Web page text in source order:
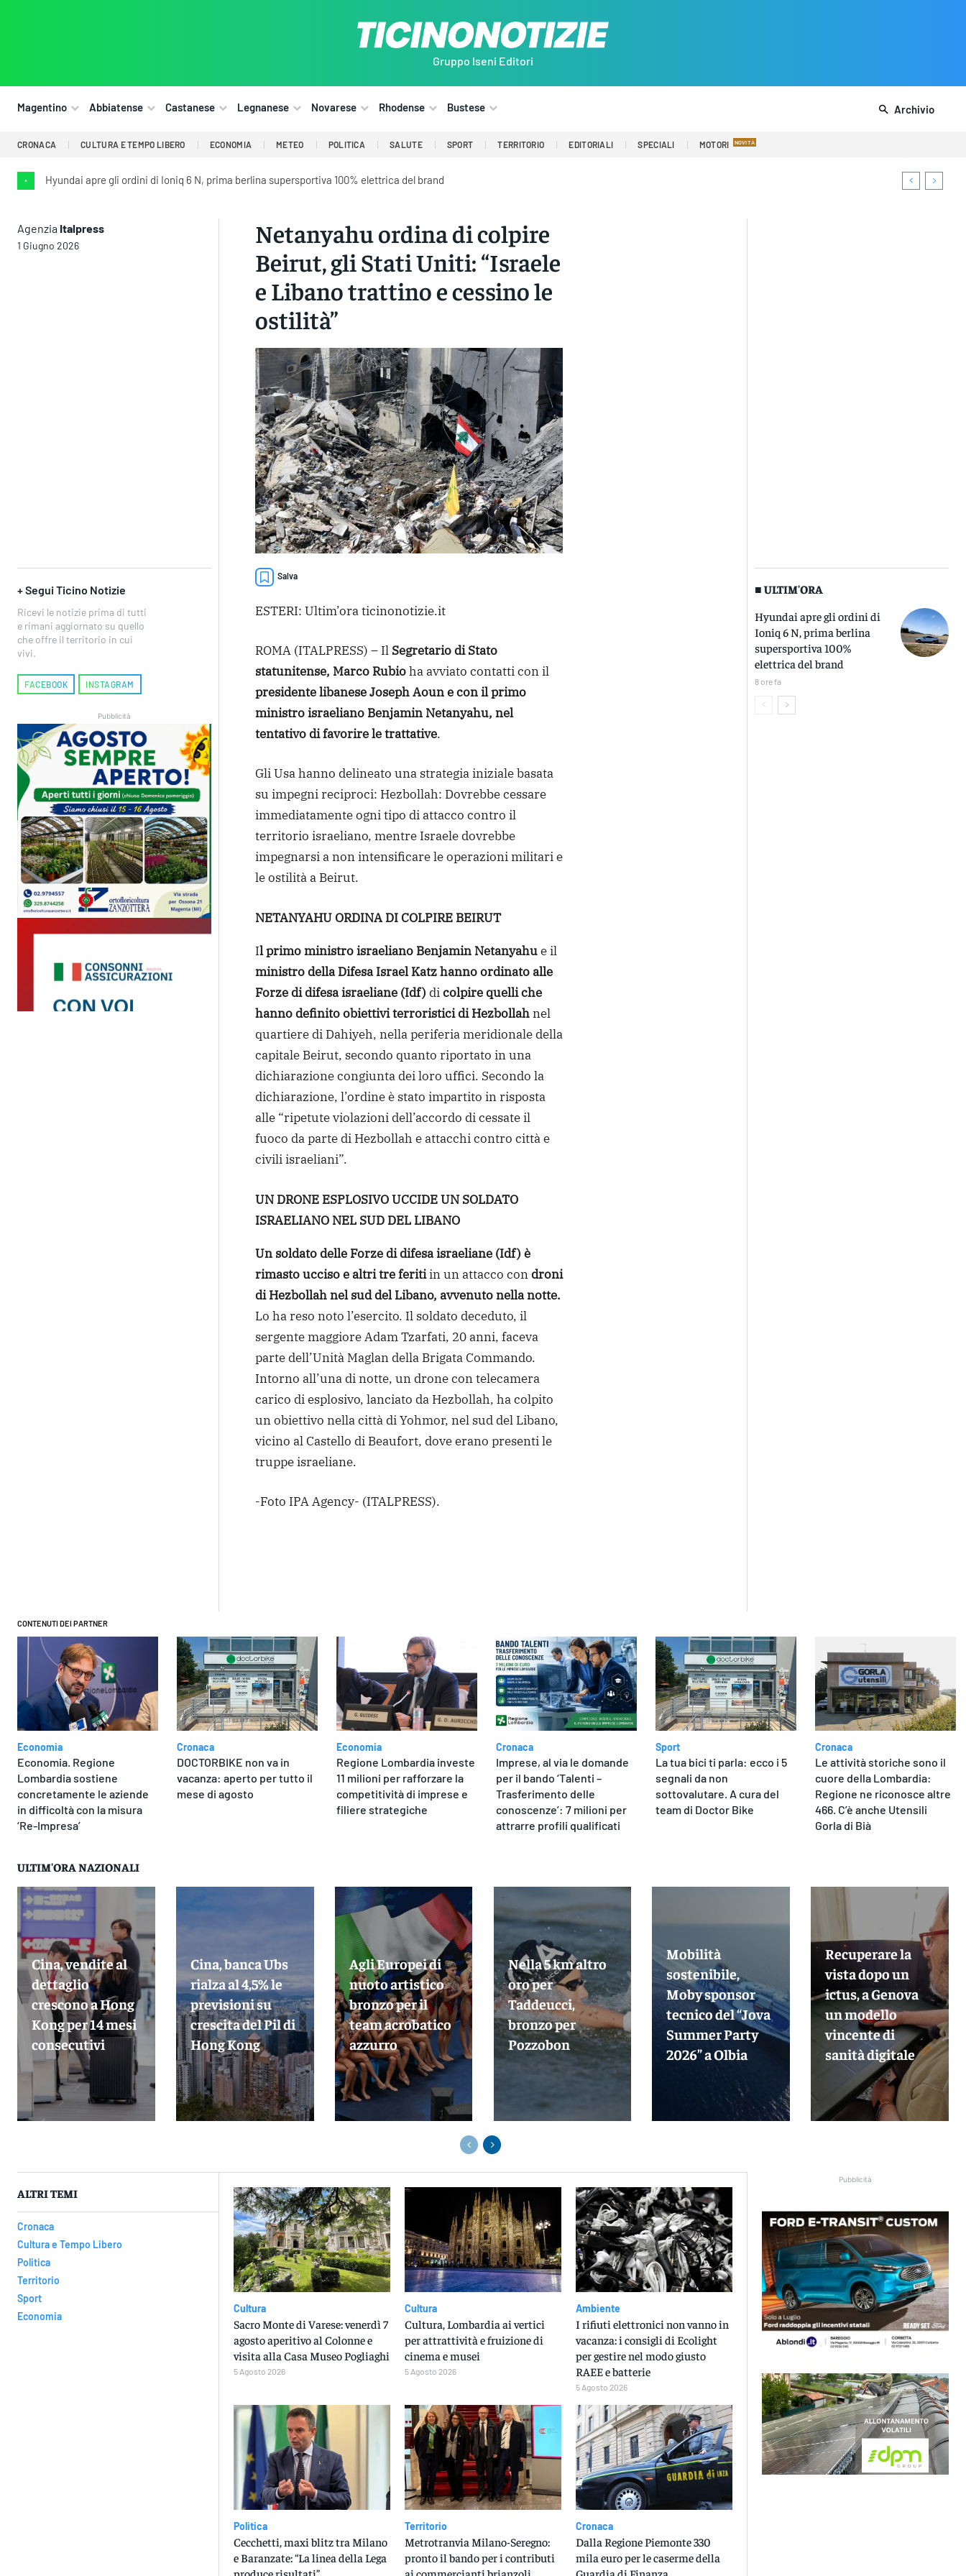
Gruppo Iseni Editori
Magentino Abbiatense Castanese Legnanese Novarese Rhodense Bustese Archivio
CRONACA CULTURA E TEMPO LIBERO ECONOMIA METEO POLITICA SALUTE SPORT TERRITORIO EDITORIALI SPECIALI MOTORI
• Hyundai apre gli ordini di Ioniq 6 N, prima berlina supersportiva 100% elettrica del brand
Agenzia Italpress
1 Giugno 2026
Netanyahu ordina di colpire
Beirut, gli Stati Uniti: “Israele
e Libano trattino e cessino le
ostilità”
+ Segui Ticino Notizie
Ricevi le notizie prima di tutti
e rimani aggiornato su quello
che offre il territorio in cui
vivi.
FACEBOOK INSTAGRAM
Pubblicità
Salva
ESTERI: Ultim’ora ticinonotizie.it
ROMA (ITALPRESS) – Il Segretario di Stato
statunitense, Marco Rubioha avviato contatti con il
presidente libanese Joseph Aoun e con il primo
ministro israeliano Benjamin Netanyahu, nel
tentativo di favorire le trattative.
Gli Usa hanno delineato una strategia iniziale basata
su impegni reciproci: Hezbollah: Dovrebbe cessare
immediatamente ogni tipo di attacco contro il
territorio israeliano, mentre Israele dovrebbe
impegnarsi a non intensificare le operazioni militari e
le ostilità a Beirut.
NETANYAHU ORDINA DI COLPIRE BEIRUT
Il primo ministro israeliano Benjamin Netanyahue il
ministro della Difesa Israel Katz hanno ordinato alle
Forze di difesa israeliane (Idf)dicolpire quelli che
hanno definito obiettivi terroristici di Hezbollahnel
quartiere di Dahiyeh, nella periferia meridionale della
capitale Beirut, secondo quanto riportato in una
dichiarazione congiunta dei loro uffici. Secondo la
dichiarazione, l’ordine è stato impartito in risposta
alle “ripetute violazioni dell’accordo di cessate il
fuoco da parte di Hezbollah e attacchi contro città e
civili israeliani”.
UN DRONE ESPLOSIVO UCCIDE UN SOLDATO
ISRAELIANO NEL SUD DEL LIBANO
Un soldato delle Forze di difesa israeliane (Idf) è
rimasto ucciso e altri tre feritiin un attacco condroni
di Hezbollah nel sud del Libano, avvenuto nella notte.
Lo ha reso noto l’esercito. Il soldato deceduto, il
sergente maggiore Adam Tzarfati, 20 anni, faceva
parte dell’Unità Maglan della Brigata Commando.
Intorno all’una di notte, un drone con telecamera
carico di esplosivo, lanciato da Hezbollah, ha colpito
un obiettivo nella città di Yohmor, nel sud del Libano,
vicino al Castello di Beaufort, dove erano presenti le
truppe israeliane.
-Foto IPA Agency- (ITALPRESS).
■ ULTIM'ORA
Hyundai apre gli ordini di
Ioniq 6 N, prima berlina
supersportiva 100%
elettrica del brand
8 ore fa
CONTENUTI DEI PARTNER
Economia
Economia. Regione
Lombardia sostiene
concretamente le aziende
in difficoltà con la misura
‘Re-Impresa’
Cronaca
DOCTORBIKE non va in
vacanza: aperto per tutto il
mese di agosto
Economia
Regione Lombardia investe
11 milioni per rafforzare la
competitività di imprese e
filiere strategiche
Cronaca
Imprese, al via le domande
per il bando ‘Talenti –
Trasferimento delle
conoscenze’: 7 milioni per
attrarre profili qualificati
Sport
La tua bici ti parla: ecco i 5
segnali da non
sottovalutare. A cura del
team di Doctor Bike
Cronaca
Le attività storiche sono il
cuore della Lombardia:
Regione ne riconosce altre
466. C’è anche Utensili
Gorla di Bià
ULTIM'ORA NAZIONALI
Cina, vendite al
dettaglio
crescono a Hong
Kong per 14 mesi
consecutivi
Cina, banca Ubs
rialza al 4,5% le
previsioni su
crescita del Pil di
Hong Kong
Agli Europei di
nuoto artistico
bronzo per il
team acrobatico
azzurro
Nella 5 km altro
oro per
Taddeucci,
bronzo per
Pozzobon
Mobilità
sostenibile,
Moby sponsor
tecnico del “Jova
Summer Party
2026” a Olbia
Recuperare la
vista dopo un
ictus, a Genova
un modello
vincente di
sanità digitale
ALTRI TEMI
Cronaca
Cultura e Tempo Libero
Politica
Territorio
Sport
Economia
Cultura
Sacro Monte di Varese: venerdì 7
agosto aperitivo al Colonne e
visita alla Casa Museo Pogliaghi
5 Agosto 2026
Cultura
Cultura, Lombardia ai vertici
per attrattività e fruizione di
cinema e musei
5 Agosto 2026
Ambiente
I rifiuti elettronici non vanno in
vacanza: i consigli di Ecolight
per gestire nel modo giusto
RAEE e batterie
5 Agosto 2026
Politica
Cecchetti, maxi blitz tra Milano
e Baranzate: “La linea della Lega
Territorio
Metrotranvia Milano-Seregno:
pronto il bando per i contributi
Cronaca
Dalla Regione Piemonte 330
mila euro per le caserme della
Pubblicità